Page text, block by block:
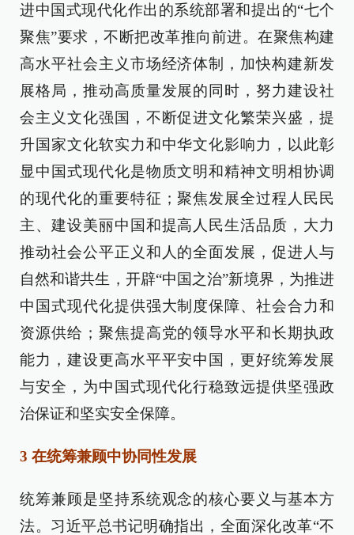
进中国式现代化作出的系统部署和提出的“七个
聚焦”要求，不断把改革推向前进。在聚焦构建
高水平社会主义市场经济体制，加快构建新发
展格局，推动高质量发展的同时，努力建设社
会主义文化强国，不断促进文化繁荣兴盛，提
升国家文化软实力和中华文化影响力，以此彰
显中国式现代化是物质文明和精神文明相协调
的现代化的重要特征；聚焦发展全过程人民民
主、建设美丽中国和提高人民生活品质，大力
推动社会公平正义和人的全面发展，促进人与
自然和谐共生，开辟“中国之治”新境界，为推进
中国式现代化提供强大制度保障、社会合力和
资源供给；聚焦提高党的领导水平和长期执政
能力，建设更高水平平安中国，更好统筹发展
与安全，为中国式现代化行稳致远提供坚强政
治保证和坚实安全保障。
3 在统筹兼顾中协同性发展
统筹兼顾是坚持系统观念的核心要义与基本方
法。习近平总书记明确指出，全面深化改革“不